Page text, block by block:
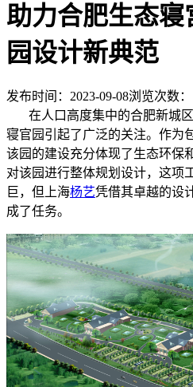
助力合肥生态
园设计新典范
发布时间：2023-09-08浏览次数：
在人口高度集中的合肥新城区
寝官园引起了广泛的关注。作为
该园的建设充分体现了生态环保
对该园进行整体规划设计，这项
巨，但上海杨艺凭借其卓越的设
成了任务。